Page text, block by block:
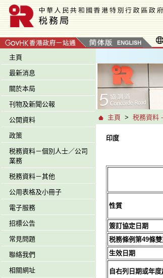
主頁
最新消息
關於本局
刊物及新聞公報
公開資料
政策
税務資料－個別人士／公司
業務
税務資料－其他
公用表格及小冊子
電子服務
招標公告
常見問題
聯絡我們
相關網址
主頁 > 税務資料
印度
性質
簽訂協定日期
税務條例第49條
生效日期
自右列日期或年